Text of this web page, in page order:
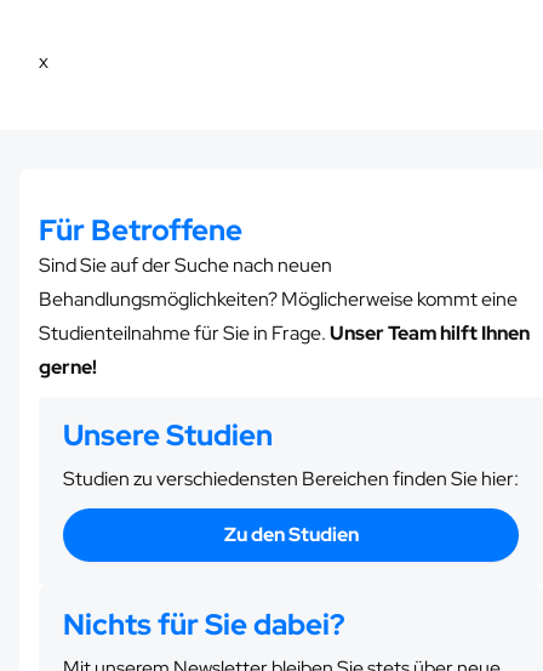
x
Für Betroffene
Sind Sie auf der Suche nach neuen
Behandlungsmöglichkeiten? Möglicherweise kommt eine
Studienteilnahme für Sie in Frage.Unser Team hilft Ihnen
gerne!
Unsere Studien
Studien zu verschiedensten Bereichen finden Sie hier:
Zu den Studien
Nichts für Sie dabei?